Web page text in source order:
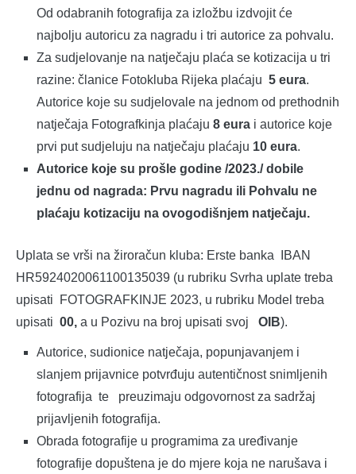
Od odabranih fotografija za izložbu izdvojit će
najbolju autoricu za nagradu i tri autorice za pohvalu.
Za sudjelovanje na natječaju plaća se kotizacija u tri
razine: članice Fotokluba Rijeka plaćaju 5 eura.
Autorice koje su sudjelovale na jednom od prethodnih
natječaja Fotografkinja plaćaju 8 eurai autorice koje
prvi put sudjeluju na natječaju plaćaju 10 eura.
Autorice koje su prošle godine /2023./ dobile
jednu od nagrada: Prvu nagradu ili Pohvalu ne
plaćaju kotizaciju na ovogodišnjem natječaju.
Uplata se vrši na žiroračun kluba: Erste banka IBAN
HR5924020061100135039 (u rubriku Svrha uplate treba
upisati FOTOGRAFKINJE 2023, u rubriku Model treba
upisati 00, a u Pozivu na broj upisati svoj OIB).
Autorice, sudionice natječaja, popunjavanjem i
slanjem prijavnice potvrđuju autentičnost snimljenih
fotografija te preuzimaju odgovornost za sadržaj
prijavljenih fotografija.
Obrada fotografije u programima za uređivanje
fotografije dopuštena je do mjere koja ne narušava i